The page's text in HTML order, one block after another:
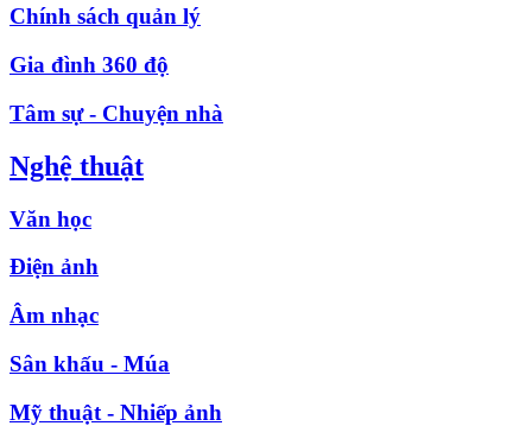
Chính sách quản lý
Gia đình 360 độ
Tâm sự - Chuyện nhà
Nghệ thuật
Văn học
Điện ảnh
Âm nhạc
Sân khấu - Múa
Mỹ thuật - Nhiếp ảnh